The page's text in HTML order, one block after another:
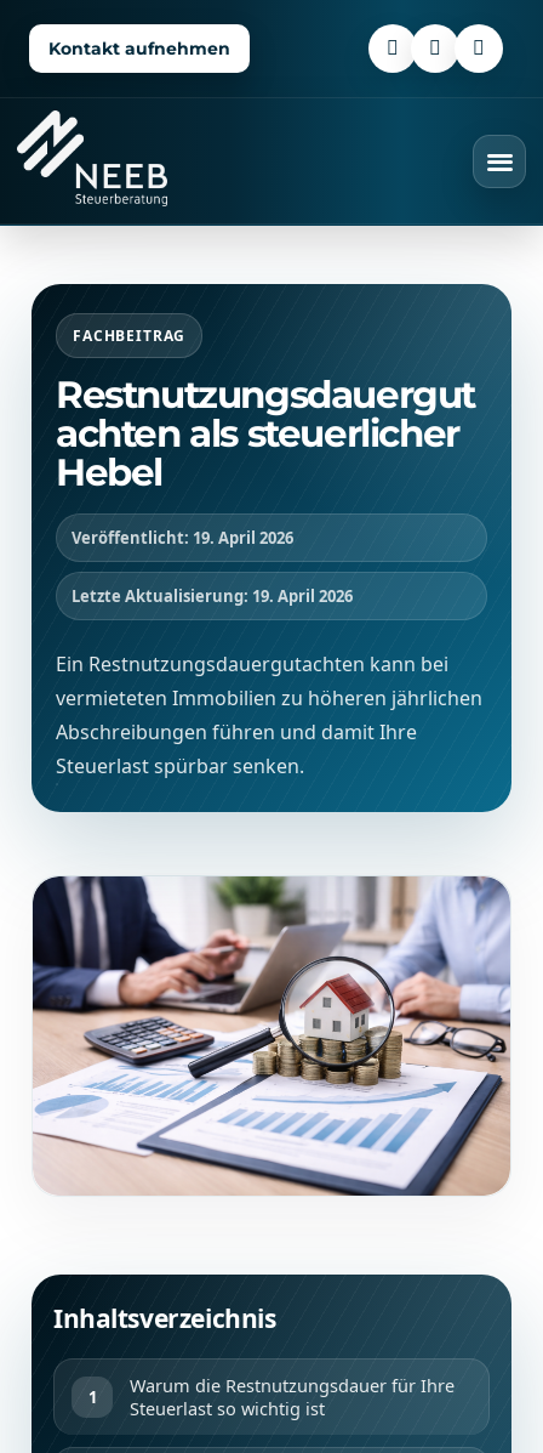
Kontakt aufnehmen
FACHBEITRAG
Restnutzungsdauergut
achten als steuerlicher
Hebel
Veröffentlicht: 19. April 2026
Letzte Aktualisierung: 19. April 2026
Ein Restnutzungsdauergutachten kann bei
vermieteten Immobilien zu höheren jährlichen
Abschreibungen führen und damit Ihre
Steuerlast spürbar senken.
Inhaltsverzeichnis
Warum die Restnutzungsdauer für Ihre
Steuerlast so wichtig ist